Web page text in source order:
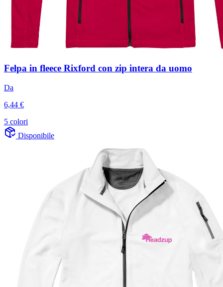
Felpa in fleece Rixford con zip intera da uomo
Da
6,44 €
5 colori
Disponibile